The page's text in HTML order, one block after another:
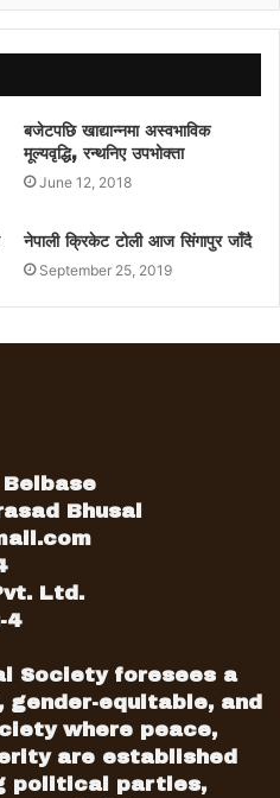
बजेटपछि खाद्यान्नमा अस्वभाविक
मूल्यवृद्धि, रन्थनिए उपभोक्ता
June 12, 2018
नेपाली क्रिकेट टोली आज सिंगापुर जाँदै
September 25, 2019
Bhusal
Ltd.
4
Society foresees a
equitable, and
where peace,
are established
political parties,